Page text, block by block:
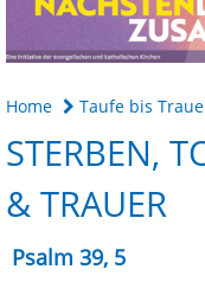
Home Taufe bis
STERBEN,
& TRAUER
Psalm 39, 5